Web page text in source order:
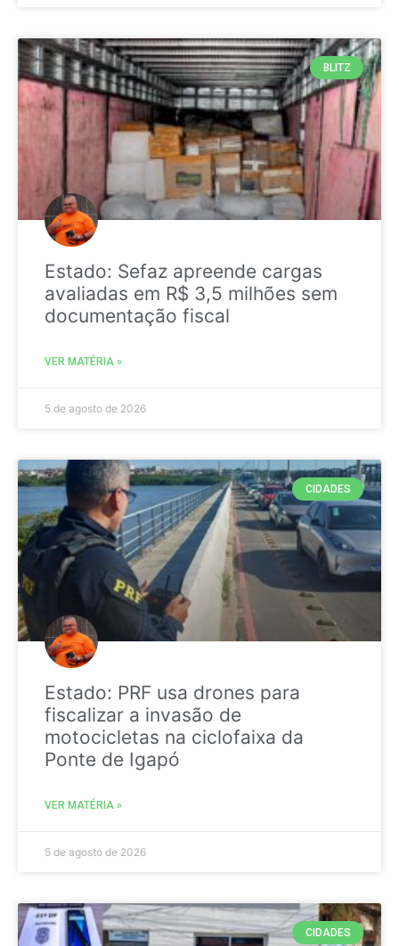
BLITZ
Estado: Sefaz apreende cargas
avaliadas em R$ 3,5 milhões sem
documentação fiscal
VER MATÉRIA »
5 de agosto de 2026
CIDADES
Estado: PRF usa drones para
fiscalizar a invasão de
motocicletas na ciclofaixa da
Ponte de Igapó
VER MATÉRIA »
5 de agosto de 2026
CIDADES